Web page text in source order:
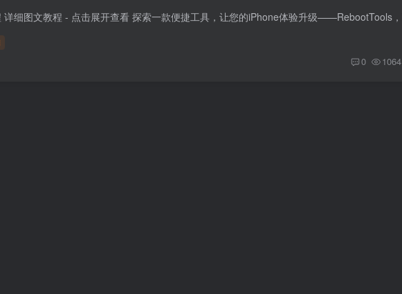
0 1064